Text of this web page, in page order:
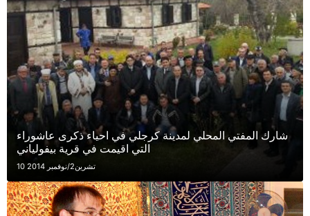
شارك المفتي المحلي لمدينة كرجلي في احياء ذكرى عاشوراء
التي اقيمت في قرية بيفولياني
10 تشرين2/نوفمبر 2014